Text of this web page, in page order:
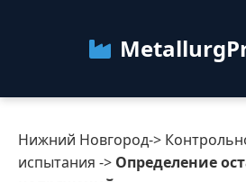
Нижний
Категории
Нижний Новгород->
испытания -> Определение